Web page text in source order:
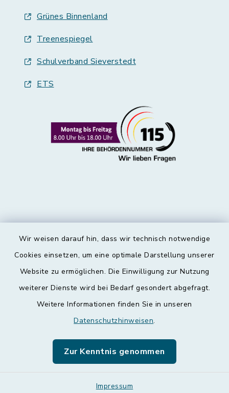
Wir weisen darauf hin, dass wir technisch notwendige
Cookies einsetzen, um eine optimale Darstellung unserer
Website zu ermöglichen. Die Einwilligung zur Nutzung
weiterer Dienste wird bei Bedarf gesondert abgefragt.
Weitere Informationen finden Sie in unseren
Datenschutzhinweisen.
Zur Kenntnis genommen
Impressum
Grünes Binnenland
Treenespiegel
Schulverband Sieverstedt
ETS
Kontakt
Datenschutz
Leichte Sprache
Sitemap